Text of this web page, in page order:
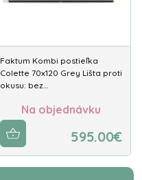
Faktum Kombi postieľka
Colette 70x120 Grey Lišta proti
okusu: bez…
Na objednávku
595.00€